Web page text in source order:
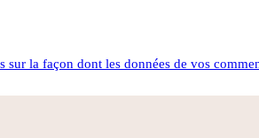
sur la façon dont les données de vos